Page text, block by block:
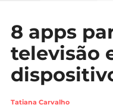
Carreira
Casa
Lifestyle
8 apps
televisão
Tatiana Carvalho